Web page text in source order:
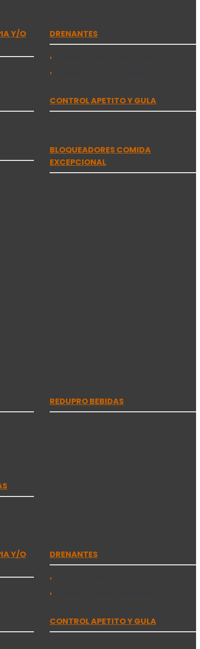
Y/O
DRENANTES
CONTROL APETITO Y GULA
BLOQUEADORES COMIDA
EXCEPCIONAL
REDUPRO BEBIDAS
Y/O
DRENANTES
CONTROL APETITO Y GULA